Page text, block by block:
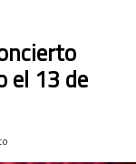
el 13 de